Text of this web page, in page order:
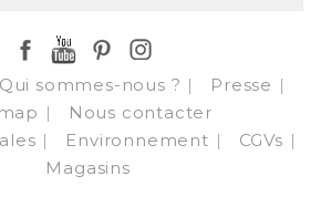
Facebook
YouTubePinterest
Qui sommes-nous ?
Presse
Nous contacter
Environnement
CGVs
Magasins